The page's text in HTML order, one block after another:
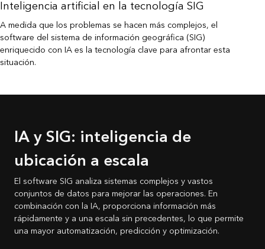
Inteligencia artificial en la tecnología SIG
A medida que los problemas se hacen más complejos, el
software del sistema de información geográfica (SIG)
enriquecido con IA es la tecnología clave para afrontar esta
situación.
IA y SIG: inteligencia de
ubicación a escala
El software SIG analiza sistemas complejos y vastos
conjuntos de datos para mejorar las operaciones. En
combinación con la IA, proporciona información más
rápidamente y a una escala sin precedentes, lo que permite
una mayor automatización, predicción y optimización.